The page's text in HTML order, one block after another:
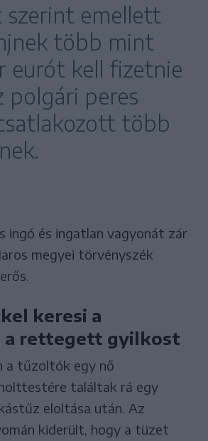
szerint emellett
több mint
eurót kell fizetnie
polgári peres
több
ingó és ingatlan vagyonát zár
megyei törvényszék
keresi a
a rettegett gyilkost
a tűzoltók egy nő
találtak rá egy
eloltása után. Az
kiderült, hogy a tüzet